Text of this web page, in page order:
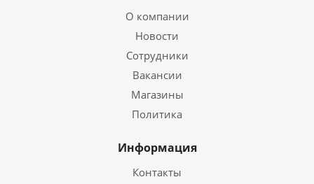
О компании
Новости
Сотрудники
Вакансии
Магазины
Политика
Информация
Контакты